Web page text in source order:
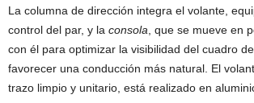
La columna de dirección integra el volante,
control del par, y la consola , que se mueve en
con él para optimizar la visibilidad del cuadro
favorecer una conducción más natural. El
trazo limpio y unitario, está realizado en